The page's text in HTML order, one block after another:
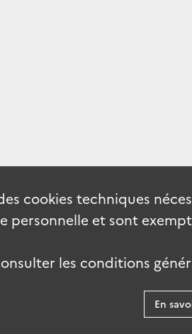
cookies techniques
personnelle et sont
les conditions
En